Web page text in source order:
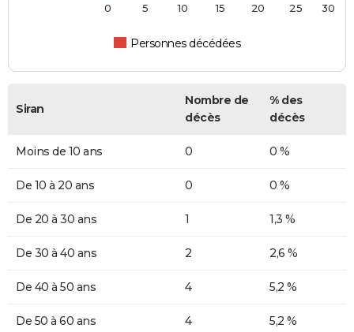
Personnes décédées
0 5 10 15 20 25 30
Siran
Nombre de
décès
% des
décès
Moins de 10 ans 0 0 %
De 10 à 20 ans 0 0 %
De 20 à 30 ans 1 1,3 %
De 30 à 40 ans 2 2,6 %
De 40 à 50 ans 4 5,2 %
De 50 à 60 ans 4 5,2 %